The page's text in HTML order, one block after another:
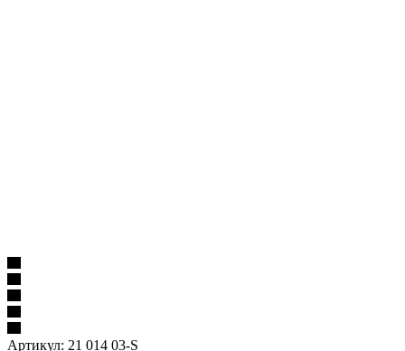
Артикул: 21 014 03-S